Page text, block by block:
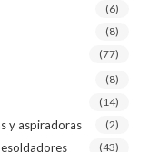
(6)
(8)
(77)
(8)
(14)
y aspiradoras (2)
(43)